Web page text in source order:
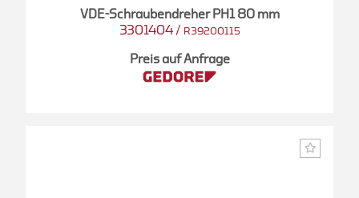
VDE-Schraubendreher PH1 80 mm
3301404 / R39200115
Preis auf Anfrage